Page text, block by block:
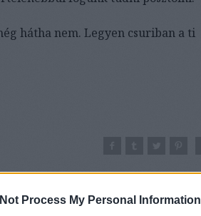
Process My Personal Information
hátha nem. Legyen csuriban a ti
nem is